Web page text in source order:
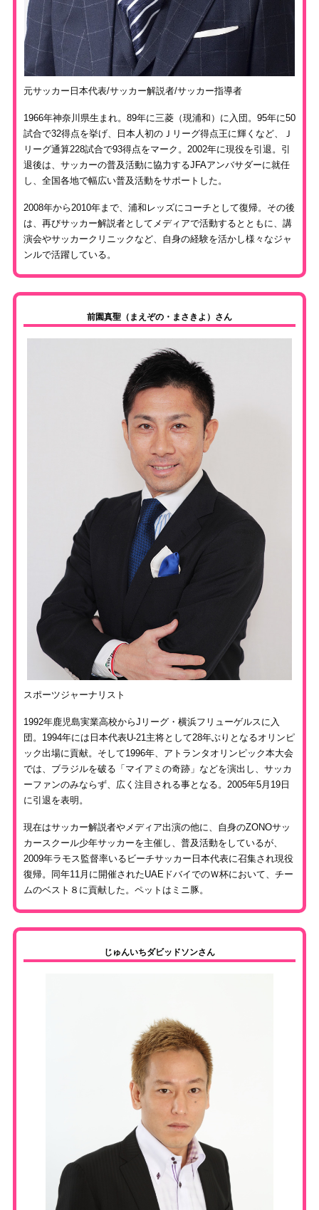
元サッカー日本代表/サッカー解説者/サッカー指導者
1966年神奈川県生まれ。89年に三菱（現浦和）に入団。95年に50
試合で32得点を挙げ、日本人初のＪリーグ得点王に輝くなど、Ｊ
リーグ通算228試合で93得点をマーク。2002年に現役を引退。引
退後は、サッカーの普及活動に協力するJFAアンバサダーに就任
し、全国各地で幅広い普及活動をサポートした。
2008年から2010年まで、浦和レッズにコーチとして復帰。その後
は、再びサッカー解説者としてメディアで活動するとともに、講
演会やサッカークリニックなど、自身の経験を活かし様々なジャ
ンルで活躍している。
前園真聖（まえぞの・まさきよ）さん
スポーツジャーナリスト
1992年鹿児島実業高校からJリーグ・横浜フリューゲルスに入
団。1994年には日本代表U-21主将として28年ぶりとなるオリンピ
ック出場に貢献。そして1996年、アトランタオリンピック本大会
では、ブラジルを破る「マイアミの奇跡」などを演出し、サッカ
ーファンのみならず、広く注目される事となる。2005年5月19日
に引退を表明。
現在はサッカー解説者やメディア出演の他に、自身のZONOサッ
カースクール少年サッカーを主催し、普及活動をしているが、
2009年ラモス監督率いるビーチサッカー日本代表に召集され現役
復帰。同年11月に開催されたUAEドバイでのＷ杯において、チー
ムのベスト８に貢献した。ペットはミニ豚。
じゅんいちダビッドソンさん